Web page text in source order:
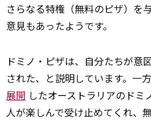
さらなる特権（無料のピザ）を
意見もあったようです。
ドミノ・ピザは、自分たちが意
された、と説明しています。一
展開 したオーストラリアのド
人が楽しんで受け止めてくれ、